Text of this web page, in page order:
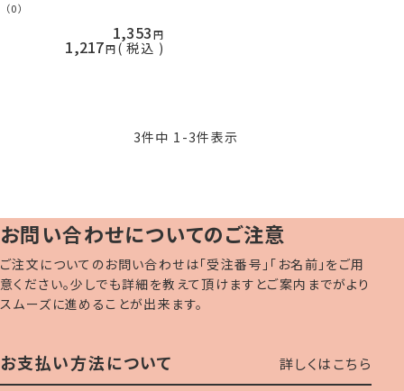
（0）
1,353
1,217 税込
3件中 1 -3件表示
お問い合わせについてのご注意
ご注文についてのお問い合わせは「受注番号」「お名前」をご用
意ください。少しでも詳細を教えて頂けますとご案内までがより
スムーズに進めることが出来ます。
お支払い方法について 詳しくはこちら